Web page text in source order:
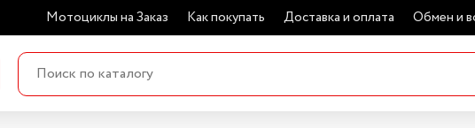
Мотоциклы на Заказ Как покупать Доставка и оплата Обмен и